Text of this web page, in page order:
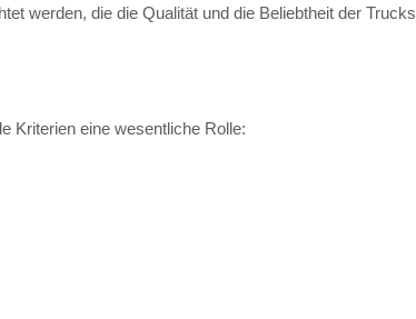
werden, die die Qualität und die Beliebtheit der Trucks
Kriterien eine wesentliche Rolle: